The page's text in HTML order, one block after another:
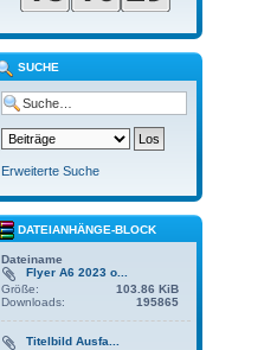
SUCHE
Erweiterte Suche
DATEIANHÄNGE-BLOCK
Dateiname
Flyer A6 2023 o...
Größe:
103.86 KiB
Downloads:
195865
Titelbild Ausfa...